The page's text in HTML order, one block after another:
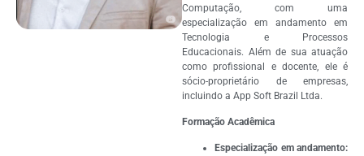
Computação, com uma
especialização em andamento em
Tecnologia e Processos
Educacionais. Além de sua atuação
como profissional e docente, ele é
sócio-proprietário de empresas,
incluindo a App Soft Brazil Ltda.
Formação Acadêmica
Especialização em andamento: